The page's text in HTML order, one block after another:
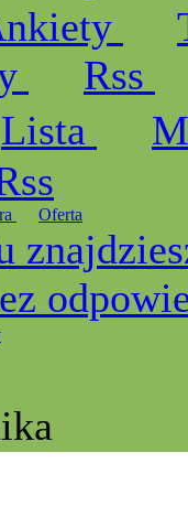
Rss
Lista
Oferta